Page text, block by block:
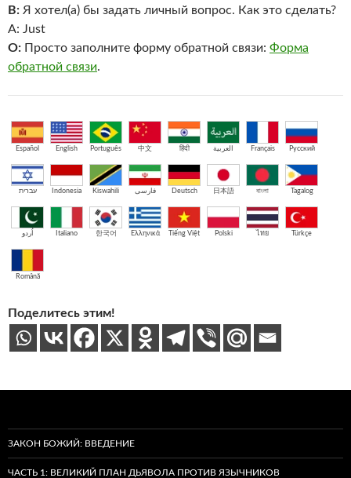
В: Я хотел(а) бы задать личный вопрос. Как это сделать?
A: Just
О: Просто заполните форму обратной связи: Форма
обратной связи.
Español English Português 中文 हिंदी العربية Français Русский
עברית Indonesia Kiswahili فارسی Deutsch 日本語 বাংলা Tagalog
اُردو Italiano 한국어 Ελληνικά Tiếng Việt Polski ไทย Türkçe
Română
Поделитесь этим!
ЗАКОН БОЖИЙ: ВВЕДЕНИЕ
ЧАСТЬ 1: ВЕЛИКИЙ ПЛАН ДЬЯВОЛА ПРОТИВ ЯЗЫЧНИКОВ